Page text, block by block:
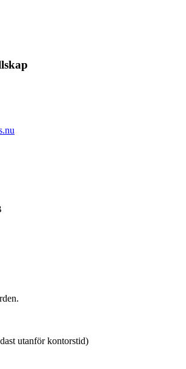
utanför kontorstid)